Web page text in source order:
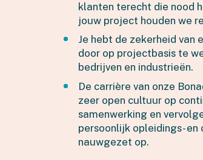
klanten terecht die nood
jouw project houden we
Je hebt de zekerheid van
door op projectbasis te
bedrijven en industrieën.
De carrière van onze
zeer open cultuur op
samenwerking en
persoonlijk opleidings-
nauwgezet op.